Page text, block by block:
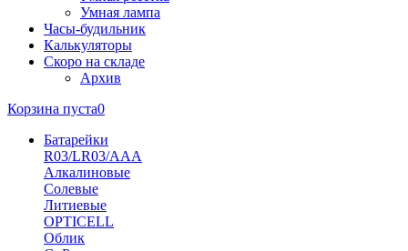
Умная лампа
Часы-будильник
Калькуляторы
Скоро на складе
Архив
Корзина пуста0
Батарейки
R03/LR03/AAA
Алкалиновые
Солевые
Литиевые
OPTICELL
Облик